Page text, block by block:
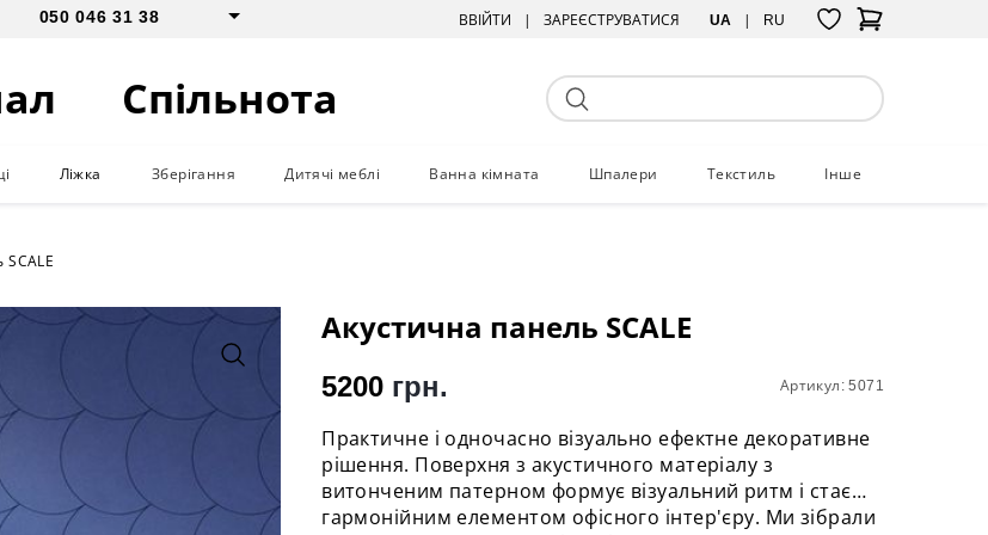
050 046 31 38 ВВІЙТИ ЗАРЕЄСТРУВАТИСЯ UA RU
Спільнота
Ліжка Зберігання Дитячі меблі Ванна кімната Шпалери Текстиль Інше
Акустична панель SCALE
Артикул: 5071
5200 грн.
Практичне і одночасно візуально ефектне декоративне
рішення. Поверхня з акустичного матеріалу з
витонченим патерном формує візуальний ритм і стає
гармонійним елементом офісного інтер'єру. Ми зібрали